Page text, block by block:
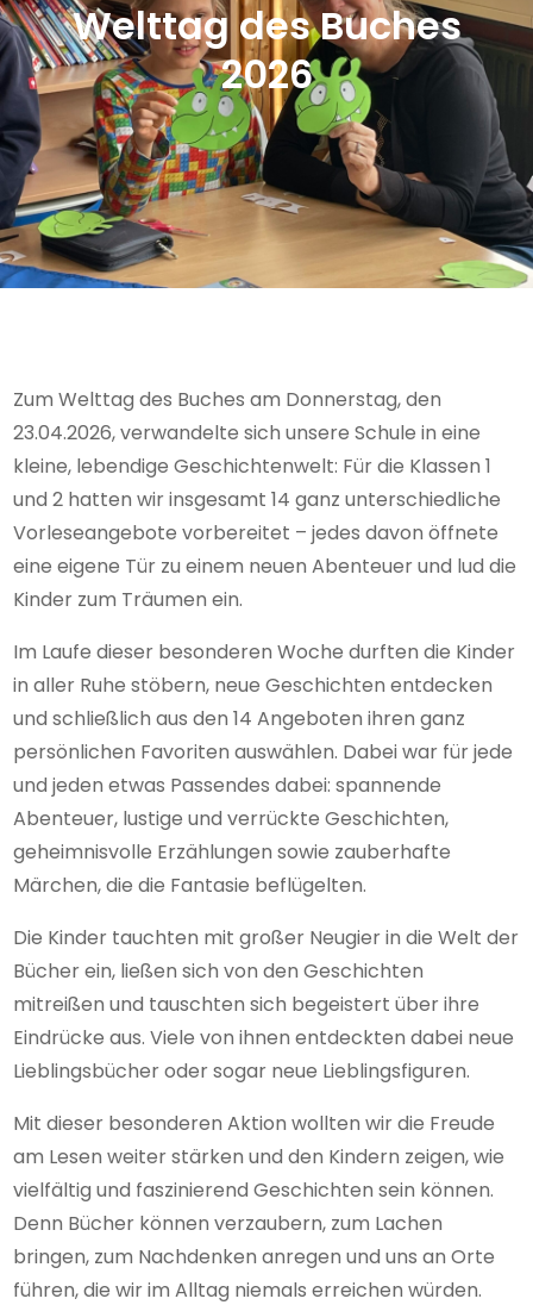
Welttag des Buches
2026
Zum Welttag des Buches am Donnerstag, den
23.04.2026, verwandelte sich unsere Schule in eine
kleine, lebendige Geschichtenwelt: Für die Klassen 1
und 2 hatten wir insgesamt 14 ganz unterschiedliche
Vorleseangebote vorbereitet – jedes davon öffnete
eine eigene Tür zu einem neuen Abenteuer und lud die
Kinder zum Träumen ein.
Im Laufe dieser besonderen Woche durften die Kinder
in aller Ruhe stöbern, neue Geschichten entdecken
und schließlich aus den 14 Angeboten ihren ganz
persönlichen Favoriten auswählen. Dabei war für jede
und jeden etwas Passendes dabei: spannende
Abenteuer, lustige und verrückte Geschichten,
geheimnisvolle Erzählungen sowie zauberhafte
Märchen, die die Fantasie beflügelten.
Die Kinder tauchten mit großer Neugier in die Welt der
Bücher ein, ließen sich von den Geschichten
mitreißen und tauschten sich begeistert über ihre
Eindrücke aus. Viele von ihnen entdeckten dabei neue
Lieblingsbücher oder sogar neue Lieblingsfiguren.
Mit dieser besonderen Aktion wollten wir die Freude
am Lesen weiter stärken und den Kindern zeigen, wie
vielfältig und faszinierend Geschichten sein können.
Denn Bücher können verzaubern, zum Lachen
bringen, zum Nachdenken anregen und uns an Orte
führen, die wir im Alltag niemals erreichen würden.